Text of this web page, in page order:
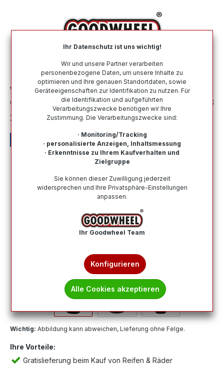
Winterreifen Nach Größe 225 45 R17
GOODYEAR ULTRAGRIP PERFORMANCE 3
225/45R17 91H MFS BSW
Wichtig: Abbildung kann abweichen, Lieferung ohne Felge.
Ihre Vorteile:
Gratislieferung beim Kauf von Reifen & Räder
Ihr Datenschutz ist uns wichtig!
Wir und unsere Partner verarbeiten
personenbezogene Daten, um unsere Inhalte zu
optimieren und Ihre genauen Standortdaten, sowie
Geräteeigenschaften zur Identifikation zu nutzen. Für
die Identifikation und aufgeführten
Verarbeitungszwecke benötigen wir Ihre
Zustimmung. Die Verarbeitungszwecke sind:
· Monitoring/Tracking
· personalisierte Anzeigen, Inhaltsmessung
· Erkenntnisse zu Ihrem Kaufverhalten und
Zielgruppe
Sie können dieser Zuwilligung jederzeit
widersprechen und Ihre Privatsphäre-Einstellungen
anpassen.
Ihr Goodwheel Team
Konfigurieren
Alle Cookies akzeptieren